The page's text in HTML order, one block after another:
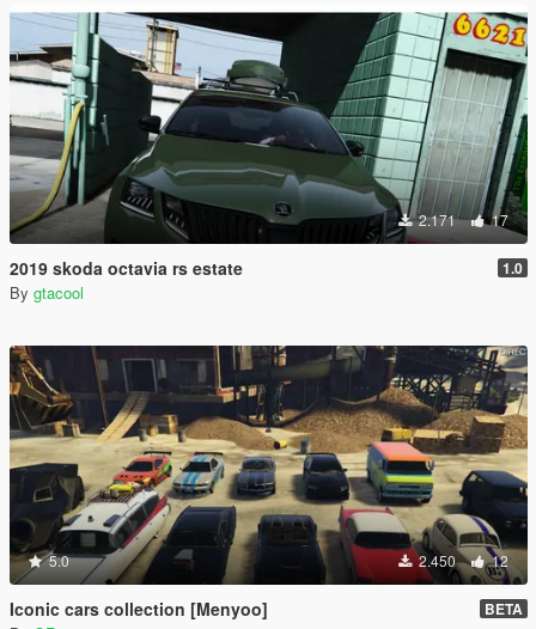
2.171 17
2019 skoda octavia rs estate 1.0
By gtacool
5.0 2.450 12
Iconic cars collection [Menyoo] BETA